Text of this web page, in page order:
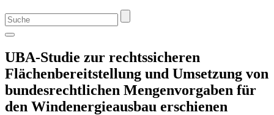
UBA-Studie zur rechtssicheren
Flächenbereitstellung und Umsetzung von
bundesrechtlichen Mengenvorgaben für
den Windenergieausbau erschienen